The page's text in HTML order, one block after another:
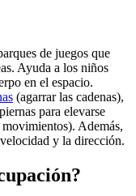
de juegos que
Ayuda a los niños
en el espacio.
(agarrar las cadenas),
para elevarse
Además,
y la dirección.